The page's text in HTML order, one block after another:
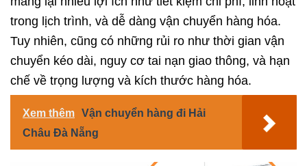
trong lịch trình, và dễ dàng vận chuyển hàng hóa.
Tuy nhiên, cũng có những rủi ro như thời gian vận
chuyển kéo dài, nguy cơ tai nạn giao thông, và hạn
chế về trọng lượng và kích thước hàng hóa.
Xem thêm Vận chuyển hàng đi Hải
Châu Đà Nẵng